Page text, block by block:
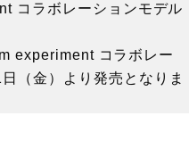
コラボレーションモデル
experiment コラボレー
（金）より発売となりま